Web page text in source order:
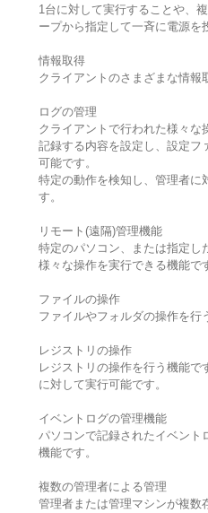
1台に対して実行することや、
ープから指定して一斉に電源を
情報取得
クライアントのさまざまな情報
ログの管理
クライアントで行われた様々な
記録する内容を設定し、設定フ
可能です。
特定の動作を検知し、管理者に
す。
リモート(遠隔)管理機能
特定のパソコン、または指定し
様々な操作を実行できる機能で
ファイルの操作
ファイルやフォルダの操作を行
レジストリの操作
レジストリの操作を行う機能で
に対して実行可能です。
イベントログの管理機能
パソコンで記録されたイベント
機能です。
複数の管理者による管理
管理者または管理マシンが複数